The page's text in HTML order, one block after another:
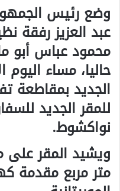
وضع رئيس
عبد العزيز رفقة
محمود عباس أبو
حاليا، مساء اليوم
الجديد بمقاطعة
للمقر الجديد
نواكشوط.
متر مربع مقدمة